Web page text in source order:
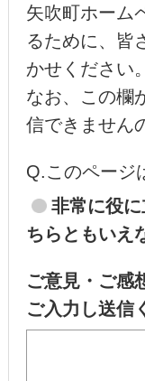
矢吹町ホーム
るために、皆
かせください。
なお、この欄
信できません
Q.このページ
非常に役
ちらともいえ
ご意見・ご感
ご入力し送信